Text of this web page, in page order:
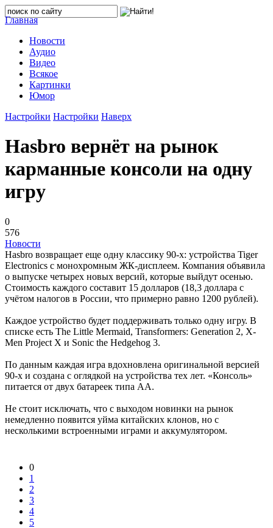
Главная
Новости
Аудио
Видео
Всякое
Картинки
Юмор
Настройки Настройки Наверх
Hasbro вернёт на рынок
карманные консоли на одну
игру
0
576
Новости
Hasbro возвращает еще одну классику 90-х: устройства Tiger
Electronics с монохромным ЖК-дисплеем. Компания объявила
о выпуске четырех новых версий, которые выйдут осенью.
Стоимость каждого составит 15 долларов (18,3 доллара с
учётом налогов в России, что примерно равно 1200 рублей).
Каждое устройство будет поддерживать только одну игру. В
списке есть The Little Mermaid, Transformers: Generation 2, X-
Men Project X и Sonic the Hedgehog 3.
По данным каждая игра вдохновлена оригинальной версией
90-х и создана с оглядкой на устройства тех лет. «Консоль»
питается от двух батареек типа AA.
Не стоит исключать, что с выходом новинки на рынок
немедленно появится уйма китайских клонов, но с
несколькими встроенными играми и аккумулятором.
0
1
2
3
4
5